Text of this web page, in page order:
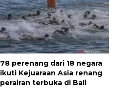
78 perenang dari 18 negara
ikuti Kejuaraan Asia renang
perairan terbuka di Bali